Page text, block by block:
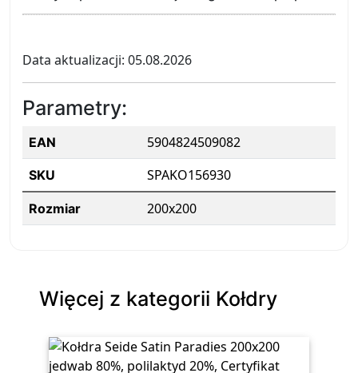
Data aktualizacji: 05.08.2026
Parametry:
EAN 5904824509082
SKU SPAKO156930
Rozmiar 200x200
Więcej z kategorii Kołdry